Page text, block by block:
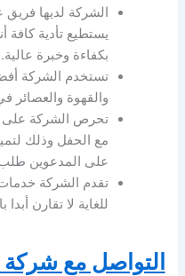
الشركة لديها
يستطيع تأدية كافة
بكفاءة وخبرة عالية.
تستخدم الشركة
والقهوة والعصائر
تحرص الشركة على
مع الحفل وذلك
على المدعوين طلب
تقدم الشركة خدمات
للغاية لا تقارن
التواصل مع